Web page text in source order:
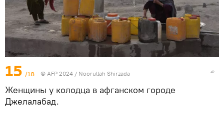
15 /18 © AFP 2024 / Noorullah Shirzada
Женщины у колодца в афганском городе
Джелалабад.